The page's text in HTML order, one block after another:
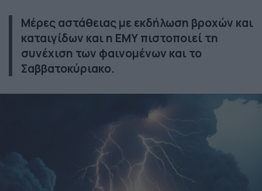
Μέρες αστάθειας με εκδήλωση βροχών και
καταιγίδων και η ΕΜΥ πιστοποιεί τη
συνέχιση των φαινομένων και το
Σαββατοκύριακο.